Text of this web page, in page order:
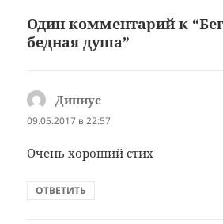
Один комментарий к
бедная душа”
Диниус
09.05.2017 в 22:57
Очень хороший стих
ОТВЕТИТЬ